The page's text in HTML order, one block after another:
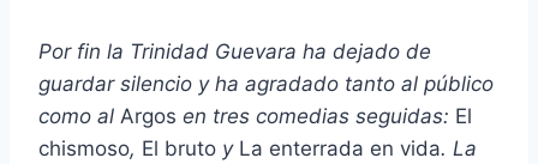
Por fin la Trinidad Guevara ha dejado de
guardar silencio y ha agradado tanto al público
como al Argos en tres comedias seguidas: El
chismoso, El bruto y La enterrada en vida. La